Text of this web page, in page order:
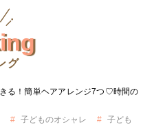
グ
きる！簡単ヘアアレンジ7つ♡時間の
子どものオシャレ
子ども